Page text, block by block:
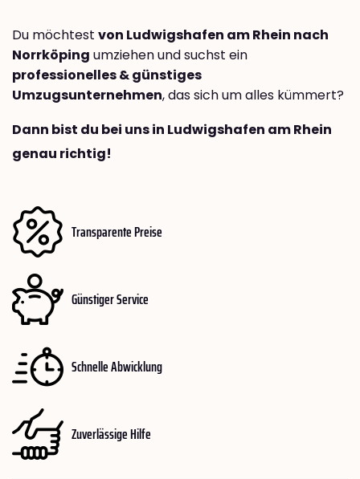
Du möchtest von Ludwigshafen am Rhein nach
Norrköping umziehen und suchst ein
professionelles & günstiges
Umzugsunternehmen, das sich um alles kümmert?
Dann bist du bei uns in Ludwigshafen am Rhein
genau richtig!
Transparente Preise
Günstiger Service
Schnelle Abwicklung
Zuverlässige Hilfe